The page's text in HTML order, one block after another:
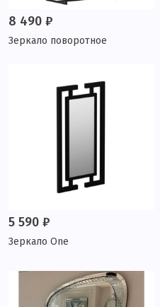
8 490 ₽
Зеркало поворотное
5 590 ₽
Зеркало One